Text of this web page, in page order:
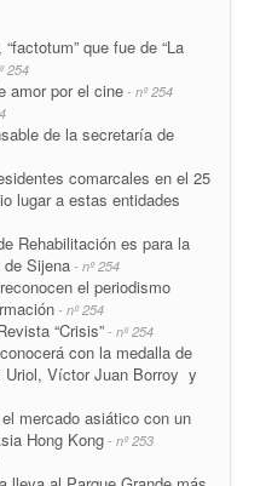
que fue de “La
254
amor por el cine - nº 254
de la secretaría de
comarcales en el 25
lugar a estas entidades
Rehabilitación es para la
Sijena - nº 254
el periodismo
- nº 254
“Crisis” - nº 254
con la medalla de
Uriol, Víctor Juan Borroy y
mercado asiático con un
Hong Kong - nº 253